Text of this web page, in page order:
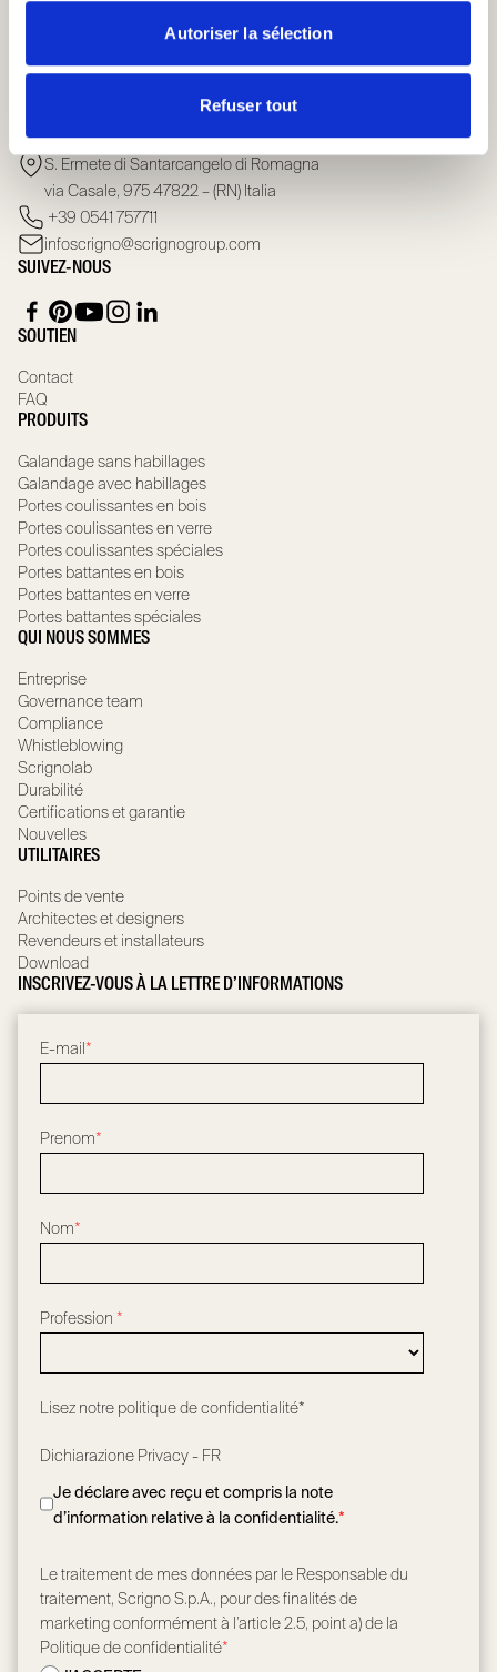
Autoriser la sélection
Refuser tout
S. Ermete di Santarcangelo di Romagna
via Casale, 975 47822 – (RN) Italia
+39 0541 757711
infoscrigno@scrignogroup.com
SUIVEZ-NOUS
SOUTIEN
Contact
FAQ
PRODUITS
Galandage sans habillages
Galandage avec habillages
Portes coulissantes en bois
Portes coulissantes en verre
Portes coulissantes spéciales
Portes battantes en bois
Portes battantes en verre
Portes battantes spéciales
QUI NOUS SOMMES
Entreprise
Governance team
Compliance
Whistleblowing
Scrignolab
Durabilité
Certifications et garantie
Nouvelles
UTILITAIRES
Points de vente
Architectes et designers
Revendeurs et installateurs
Download
INSCRIVEZ-VOUS À LA LETTRE D’INFORMATIONS
E-mail *
Prenom*
Nom*
Profession *
Lisez notre politique de confidentialité*
Dichiarazione Privacy - FR
Je déclare avec reçu et compris la note
d’information relative à la confidentialité.*
Le traitement de mes données par le Responsable du
traitement, Scrigno S.p.A., pour des finalités de
marketing conformément à l’article 2.5, point a) de la
Politique de confidentialité*